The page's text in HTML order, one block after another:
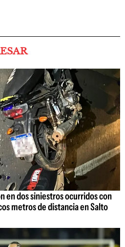
en dos siniestros ocurridos con
metros de distancia en Salto